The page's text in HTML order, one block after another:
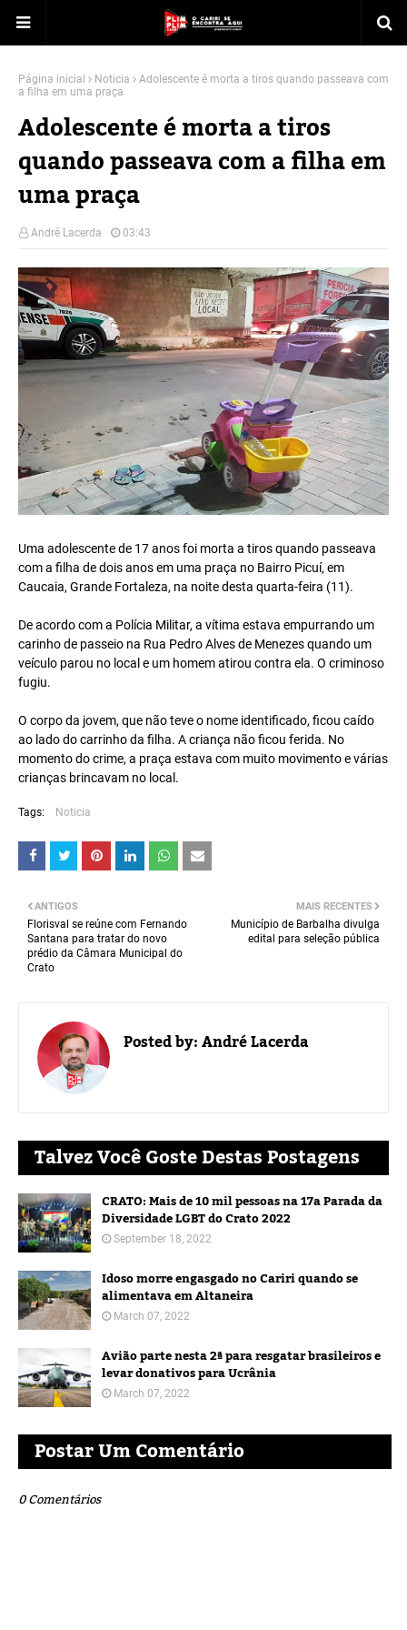
Página inicial Noticia
Adolescente é morta a tiros quando passeava com
a filha em uma praça
Adolescente é morta a tiros
quando passeava com a filha em
uma praça
André Lacerda 03:43
Uma adolescente de 17 anos foi morta a tiros quando passeava
com a filha de dois anos em uma praça no Bairro Picuí, em
Caucaia, Grande Fortaleza, na noite desta quarta-feira (11).
De acordo com a Polícia Militar, a vítima estava empurrando um
carinho de passeio na Rua Pedro Alves de Menezes quando um
veículo parou no local e um homem atirou contra ela. O criminoso
fugiu.
O corpo da jovem, que não teve o nome identificado, ficou caído
ao lado do carrinho da filha. A criança não ficou ferida. No
momento do crime, a praça estava com muito movimento e várias
crianças brincavam no local.
Tags: Noticia
MAIS RECENTES
Município de Barbalha divulga
edital para seleção pública
ANTIGOS
Florisval se reúne com Fernando
Santana para tratar do novo
prédio da Câmara Municipal do
Crato
Posted by:André Lacerda
Talvez Você Goste Destas Postagens
CRATO: Mais de 10 mil pessoas na 17a Parada da
Diversidade LGBT do Crato 2022
September 18, 2022
Idoso morre engasgado no Cariri quando se
alimentava em Altaneira
March 07, 2022
Avião parte nesta 2ª para resgatar brasileiros e
levar donativos para Ucrânia
March 07, 2022
Postar Um Comentário
0 Comentários